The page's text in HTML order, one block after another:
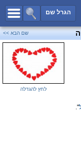
הגרל שם
כל השמות
שמות לבנים
שמות לבנות
שמות משותפים
שמות נפוצים
שם הבא >>
".
לחץ להגדלה